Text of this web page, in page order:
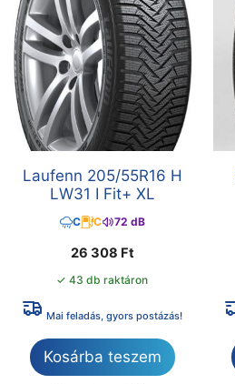
Laufenn 205/55R16 H
LW31 I Fit+ XL
C C 72 dB
26 308 Ft
✓ 43 db raktáron
Mai feladás, gyors postázás!
Kosárba teszem